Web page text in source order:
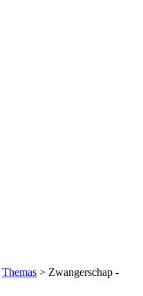
Themas > Zwangerschap -